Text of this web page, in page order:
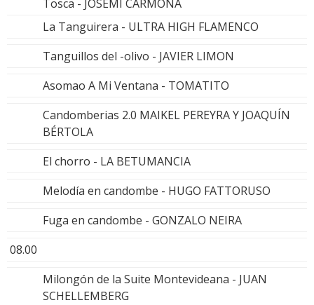
Tosca - JOSEMI CARMONA
La Tanguirera - ULTRA HIGH FLAMENCO
Tanguillos del -olivo - JAVIER LIMON
Asomao A Mi Ventana - TOMATITO
Candomberias 2.0 MAIKEL PEREYRA Y JOAQUÍN
BÉRTOLA
El chorro - LA BETUMANCIA
Melodía en candombe - HUGO FATTORUSO
Fuga en candombe - GONZALO NEIRA
08.00
Milongón de la Suite Montevideana - JUAN
SCHELLEMBERG